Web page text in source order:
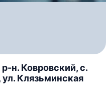
н. Ковровский, с.
Клязьминская